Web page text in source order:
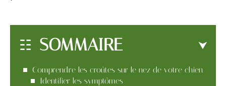
SOMMAIRE
Comprendre les croûtes sur le nez de votre chien
Identifier les symptômes